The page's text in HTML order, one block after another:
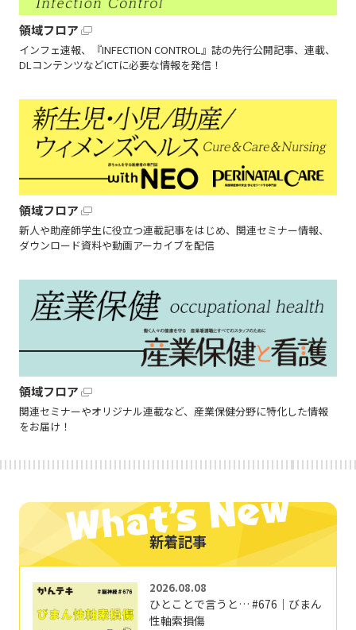
領域フロア
インフェ速報、『INFECTION CONTROL』誌の先行公開記事、連載、
DLコンテンツなどICTに必要な情報を発信！
領域フロア
新人や助産師学生に役立つ連載記事をはじめ、関連セミナー情報、
ダウンロード資料や動画アーカイブを配信
領域フロア
関連セミナーやオリジナル連載など、産業保健分野に特化した情報
をお届け！
新着記事
2026.08.08
ひとことで言うと… #676｜びまん
性軸索損傷